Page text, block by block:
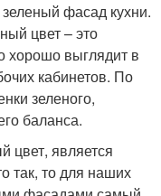
фасад кухни.
цвет – это
хорошо выглядит в
кабинетов. По
зеленого,
баланса.
цвет, является
так, то для наших